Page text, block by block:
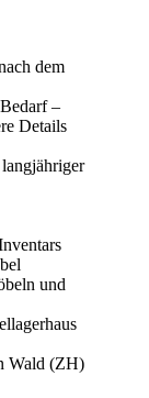
dem
–
Details
und
Wald (ZH)